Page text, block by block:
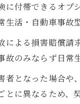
に付帯できるオプ
生活・自動車事故
による損害賠償
のみならず日常
者となった場合や
に異なるため、